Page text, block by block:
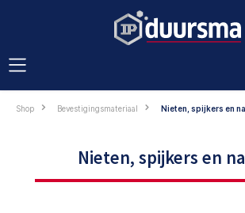
Shop Bevestigingsmateriaal Nieten, spijkers en
Nieten, spijkers en